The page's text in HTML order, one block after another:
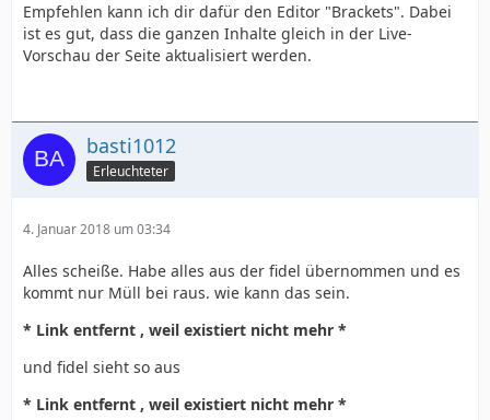
Empfehlen kann ich dir dafür den Editor "Brackets". Dabei
ist es gut, dass die ganzen Inhalte gleich in der Live-
Vorschau der Seite aktualisiert werden.
basti1012
Erleuchteter
4. Januar 2018 um 03:34
Alles scheiße. Habe alles aus der fidel übernommen und es
kommt nur Müll bei raus. wie kann das sein.
* Link entfernt , weil existiert nicht mehr *
und fidel sieht so aus
* Link entfernt , weil existiert nicht mehr *